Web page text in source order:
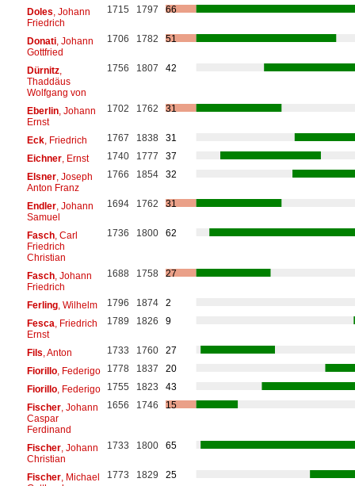
Doles , Johann
Friedrich
1715 1797 66
Donati, Johann
Gottfried
1706 1782 51
Dürnitz,
Thaddäus
Wolfgang von
1756 1807 42
Eberlin, Johann
Ernst
1702 1762 31
Eck, Friedrich 1767 1838
31
Eichner, Ernst 1740 1777
37
Elsner, Joseph
Anton Franz
1766 1854 32
Endler, Johann
Samuel
1694 1762 31
Fasch, Carl
Friedrich
Christian
1736 1800 62
Fasch, Johann
Friedrich
1688 1758 27
Ferling, Wilhelm 1796 1874
2
Fesca , Friedrich
Ernst
1789 1826 9
Fils , Anton 1733 1760
27
Fiorillo, Federigo 1778 1837
20
Fiorillo, Federigo 1755 1823
43
Fischer, Johann
Caspar
Ferdinand
1656 1746 15
Fischer, Johann
Christian
1733 1800 65
Fischer, Michael
1773 1829 25